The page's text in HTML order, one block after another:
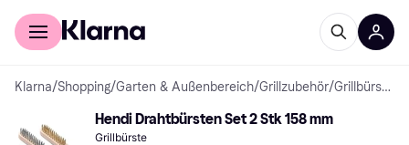
Für Shopper
Klarna/Shopping/Garten & Außenbereich/Grillzubehör/ Grillbürsten
Hendi Drahtbürsten Set 2 Stk 158 mm
Grillbürste